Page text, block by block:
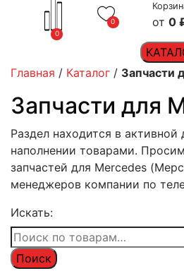
0
0 0
Главная / Каталог / Запчасти
Запчасти для
Раздел находится в активной
наполнении товарами.
запчастей для Mercedes
менеджеров компании по
Искать:
Поиск